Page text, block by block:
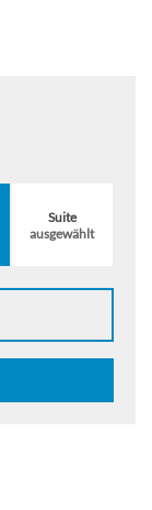
Suite
ausgewählt